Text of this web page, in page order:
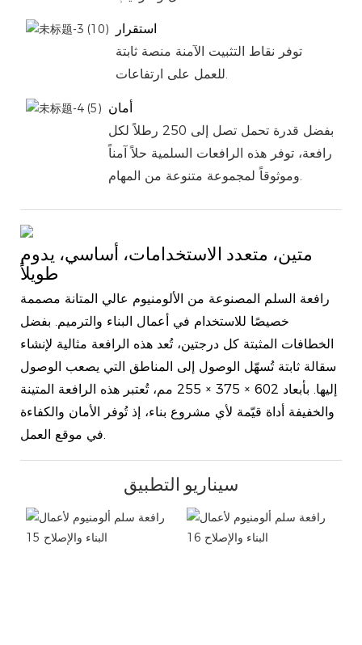
استقرار
توفر نقاط التثبيت الآمنة منصة ثابتة
للعمل على ارتفاعات.
أمان
بفضل قدرة تحمل تصل إلى 250 رطلاً لكل
رافعة، توفر هذه الرافعات السلمية حلاً آمناً
وموثوقاً لمجموعة متنوعة من المهام.
متين، متعدد الاستخدامات، أساسي، يدوم
طويلاً
رافعة السلم المصنوعة من الألومنيوم عالي المتانة مصممة
خصيصًا للاستخدام في أعمال البناء والترميم. بفضل
الخطافات المثبتة كل درجتين، تُعد هذه الرافعة مثالية لإنشاء
سقالة ثابتة تُسهّل الوصول إلى المناطق التي يصعب الوصول
إليها. بأبعاد 602 × 375 × 255 مم، تُعتبر هذه الرافعة المتينة
والخفيفة أداة قيّمة لأي مشروع بناء، إذ تُوفر الأمان والكفاءة
سيناريو التطبيق